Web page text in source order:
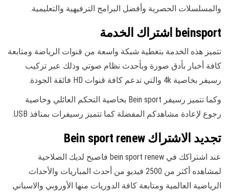
والمسلسلات الحصرية وأفضل البرامج الترفيهية والتعليمية.
beinsport اشتراك الخدمة
تتميز هذه الخدمة بتغطية شبكة واسعة من قنوات الرياضة ومتابعة
كافة أخبار بأدق صورة وبأحدث نظام صوتي وذلك عبر تركيب
رسيفر بخاصية 4k والتي تدعم كافة قنوات HD فائقة الجودة.
وكما تتميز رسيفر Bein sport بخاصية التحكم العائلي وخاصية
رجوع لإعادة مشاهدكم المفضلة كما تتميز رسيفرات بمنافذ USB.
تجديد الاشتراك Bein sport renew
عند اشتراكك في bein sport renew فاصبح لديك الصلاحية
لمشاهده أكثر من 2500 فيديو من أحدث المباريات والأحداث
الرياضية العالمية ومتابعة كافة الدوريات منها الأوروبي والاسباني